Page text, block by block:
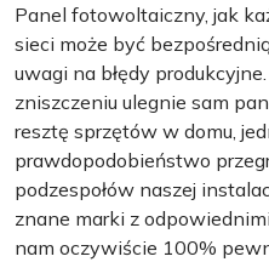
Panel fotowoltaiczny, jak
sieci może być
uwagi na błędy
zniszczeniu ulegnie sam
resztę sprzętów w domu,
prawdopodobieństwo
podzespołów naszej
znane marki z
nam oczywiście 100%